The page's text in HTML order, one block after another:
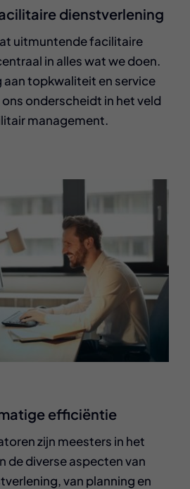
dienstverlening
uitmuntende facilitaire
in alles wat we doen.
aan topkwaliteit en service
onderscheidt in het veld
management.
efficiëntie
zijn meesters in het
de diverse aspecten van
van planning en